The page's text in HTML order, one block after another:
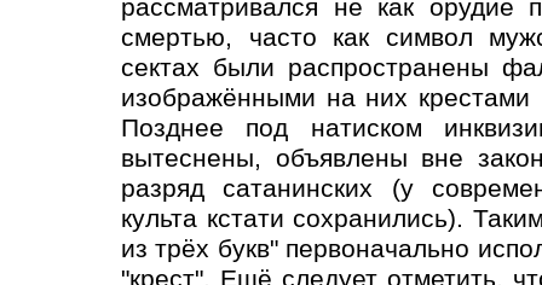
рассматривался не как
смертью, часто как символ
сектах были распространены
изображёнными на них
Позднее под натиском
вытеснены, объявлены вне
разряд сатанинских (у
культа кстати сохранились).
из трёх букв" первоначально
"крест". Ещё следует отметить,